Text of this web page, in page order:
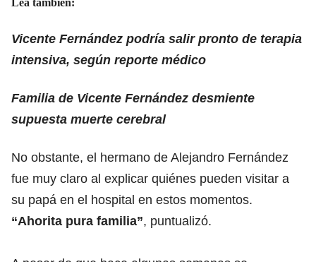
Vicente Fernández podría salir pronto de terapia
intensiva, según reporte médico
Familia de Vicente Fernández desmiente
supuesta muerte cerebral
No obstante, el hermano de Alejandro Fernández
fue muy claro al explicar quiénes pueden visitar a
su papá en el hospital en estos momentos.
“Ahorita pura familia”, puntualizó.